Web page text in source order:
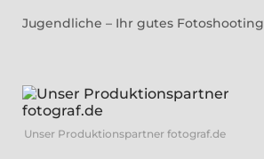
Jugendliche – Ihr gutes Fotoshooting
Unser Produktionspartner fotograf.de